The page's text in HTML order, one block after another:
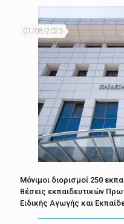
01/08/2023
Μόνιμοι διορισμοί 250
θέσεις εκπαιδευτικών
Ειδικής Αγωγής και